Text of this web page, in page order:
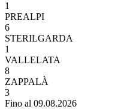
1
PREALPI
6
STERILGARDA
1
VALLELATA
8
ZAPPALÀ
3
Fino al 09.08.2026